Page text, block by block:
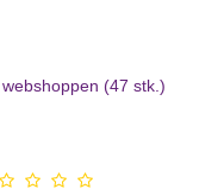
(47 stk.)